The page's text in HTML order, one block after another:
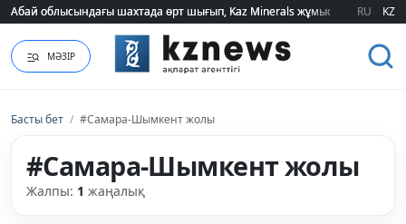
Абай облысындағы шахтада өрт шығып, Kaz Minerals жұмысшылары
Абай облысындағы шахтада өрт шығып, Kaz Minerals жұмысшылары
RU KZ
МӘЗІР
Басты бет / #Самара-Шымкент жолы
#Самара-Шымкент жолы
Жалпы: 1 жаңалық